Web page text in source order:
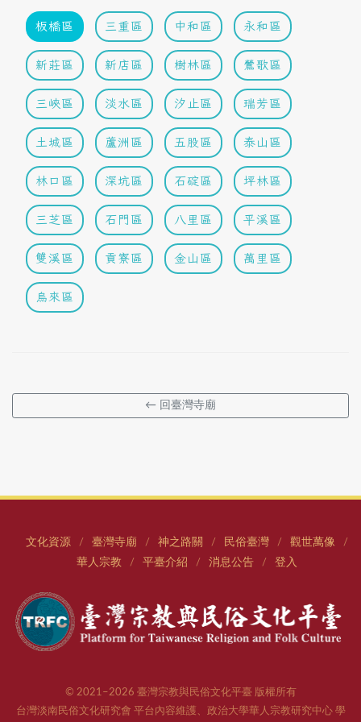
板橋區 三重區 中和區 永和區
新莊區 新店區 樹林區 鶯歌區
三峽區 淡水區 汐止區 瑞芳區
土城區 蘆洲區 五股區 泰山區
林口區 深坑區 石碇區 坪林區
三芝區 石門區 八里區 平溪區
雙溪區 貢寮區 金山區 萬里區
烏來區
← 回臺灣寺廟
文化資源 / 臺灣寺廟 / 神之路關 / 民俗臺灣 / 觀世萬像 /
華人宗教 / 平臺介紹 / 消息公告 / 登入
© 2021–2026 臺灣宗教與民俗文化平臺 版權所有
台灣淡南民俗文化研究會 平台內容維護、政治大學華人宗教研究中心 學